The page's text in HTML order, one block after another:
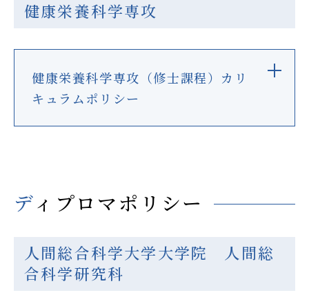
健康栄養科学専攻
健康栄養科学専攻（修士課程）カリ
キュラムポリシー
ディプロマポリシー
人間総合科学大学大学院 人間総
合科学研究科